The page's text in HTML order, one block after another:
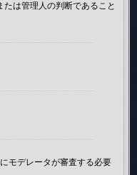
は管理人の判断であること
モデレータが審査する必要